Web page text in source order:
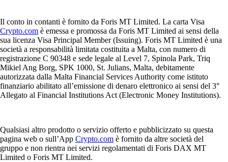
Il conto in contanti è fornito da Foris MT Limited. La carta Visa
Crypto.com è emessa e promossa da Foris MT Limited ai sensi della
sua licenza Visa Principal Member (Issuing). Foris MT Limited è una
società a responsabilità limitata costituita a Malta, con numero di
registrazione C 90348 e sede legale al Level 7, Spinola Park, Triq
Mikiel Ang Borg, SPK 1000, St. Julians, Malta, debitamente
autorizzata dalla Malta Financial Services Authority come istituto
finanziario abilitato all’emissione di denaro elettronico ai sensi del 3°
Allegato al Financial Institutions Act (Electronic Money Institutions).
Qualsiasi altro prodotto o servizio offerto e pubblicizzato su questa
pagina web o sull’App Crypto.com è fornito da altre società del
gruppo e non rientra nei servizi regolamentati di Foris DAX MT
Limited o Foris MT Limited.